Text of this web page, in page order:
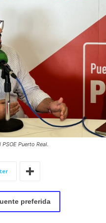
Puerto Real.
preferida